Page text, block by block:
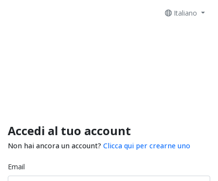
Italiano
Accedi al tuo account
Non hai ancora un account? Clicca qui per crearne uno
Email